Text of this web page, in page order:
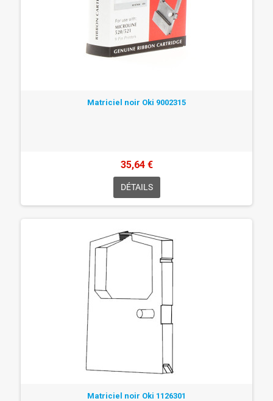
Matriciel noir Oki 9002315
35,64 €
DÉTAILS
Matriciel noir Oki 1126301